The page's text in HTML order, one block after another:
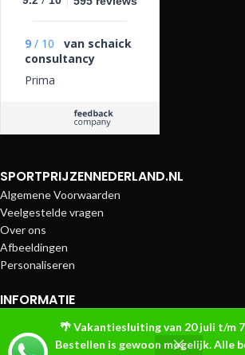
🌴 Vakantiesluiting van 20 juli t/m
Bestellen is gewoon mogelijk. Alle
9 / 10
van schaick
consultancy
Prima
SPORTPRIJZENNEDERLAND.NL
Algemene Voorwaarden
Veelgestelde vragen
Over ons
Afbeeldingen
Personaliseren
INFORMATIE
Bezorging en Verzendkosten